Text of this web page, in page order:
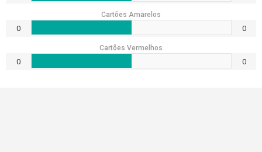
Cartões Amarelos
0 0
Cartões Vermelhos
0 0